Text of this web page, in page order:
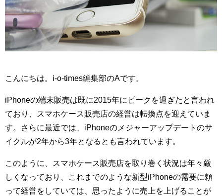
こんにちは。i-o-times編集部のAです。
iPhoneの端末販売は既に2015年にピークを過ぎたと言われ
ており、スマホケース販売店の経営は転換点を迎えていま
す。さらに最近では、iPhoneのメジャーアップデートのサ
イクルが2年から3年となるとも言われています。
このように、スマホケース販売店を取り巻く状況は年々厳
しくなっており、これまでのような新型iPhoneの需要に頼
って経営をしていては、思ったように売上を上げることが